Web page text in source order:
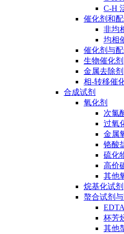
C-H
催化剂和配
非均
均相
催化剂与
生物催化剂
金属去除剂
相-转移催
合成试剂
氧化剂
次氯
过氧
金属
铬酸
硫化
高价
其他
烷基化试剂
螯合试剂
杯芳
其他